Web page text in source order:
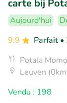
carte bij
Aujourd'hui
9.9
Parfait •
Potala Momo
Leuven
Vendu : 198